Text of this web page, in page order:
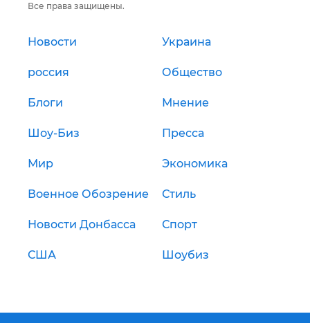
Все права защищены.
Новости Украина
россия Общество
Блоги Мнение
Шоу-Биз Пресса
Мир Экономика
Военное Обозрение Стиль
Новости Донбасса Спорт
США Шоубиз